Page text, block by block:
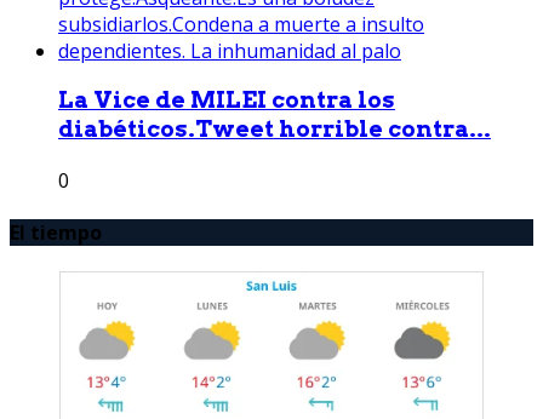
La Vice de MILEI contra los
diabéticos.Tweet horrible contra...
0
El tiempo